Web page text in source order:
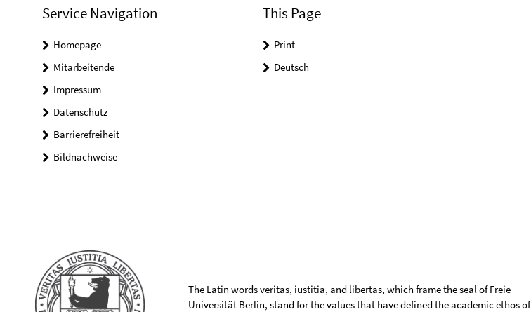
Service Navigation
Homepage
Mitarbeitende
Impressum
Datenschutz
Barrierefreiheit
Bildnachweise
This Page
Print
Deutsch
The Latin words veritas, iustitia, and libertas, which frame the seal of Freie
Universität Berlin, stand for the values that have defined the academic ethos of